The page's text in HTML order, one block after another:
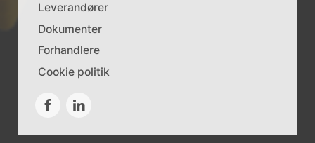
Leverandører
Dokumenter
Forhandlere
Cookie politik